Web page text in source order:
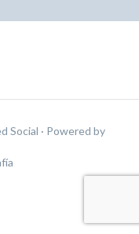
Social · Powered by